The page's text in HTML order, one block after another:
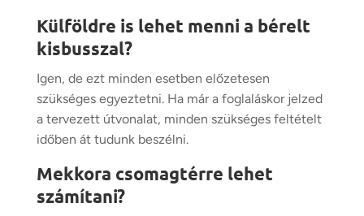
Külföldre is lehet menni a bérelt
kisbusszal?
Igen, de ezt minden esetben előzetesen
szükséges egyeztetni. Ha már a foglaláskor jelzed
a tervezett útvonalat, minden szükséges feltételt
időben át tudunk beszélni.
Mekkora csomagtérre lehet
számítani?